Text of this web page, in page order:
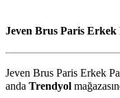
Jeven Brus Paris Erkek
Jeven Brus Paris Erkek
anda Trendyol